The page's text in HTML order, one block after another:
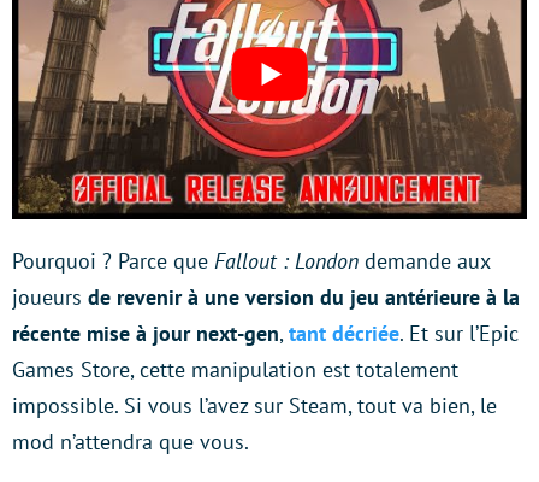
Pourquoi ? Parce que Fallout : London demande aux
joueurs de revenir à une version du jeu antérieure à la
récente mise à jour next-gen,tant décriée. Et sur l’Epic
Games Store, cette manipulation est totalement
impossible. Si vous l’avez sur Steam, tout va bien, le
mod n’attendra que vous.